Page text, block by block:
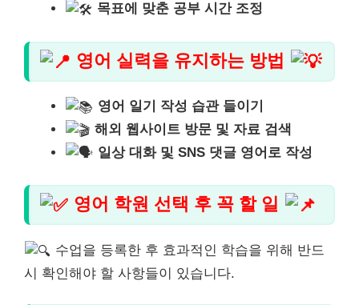
목표에 맞춘 공부 시간 조정
영어 실력을 유지하는 방법
영어 일기 작성 습관 들이기
해외 웹사이트 방문 및 자료 검색
일상 대화 및 SNS 댓글 영어로 작성
영어 학원 선택 후 꼭 할 일
수업을 등록한 후 효과적인 학습을 위해 반드
시 확인해야 할 사항들이 있습니다.